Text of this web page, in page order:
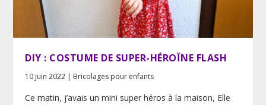
DIY : COSTUME DE SUPER-HÉROÏNE FLASH
10 juin 2022 | Bricolages pour enfants
Ce matin, j’avais un mini super héros à la maison, Elle